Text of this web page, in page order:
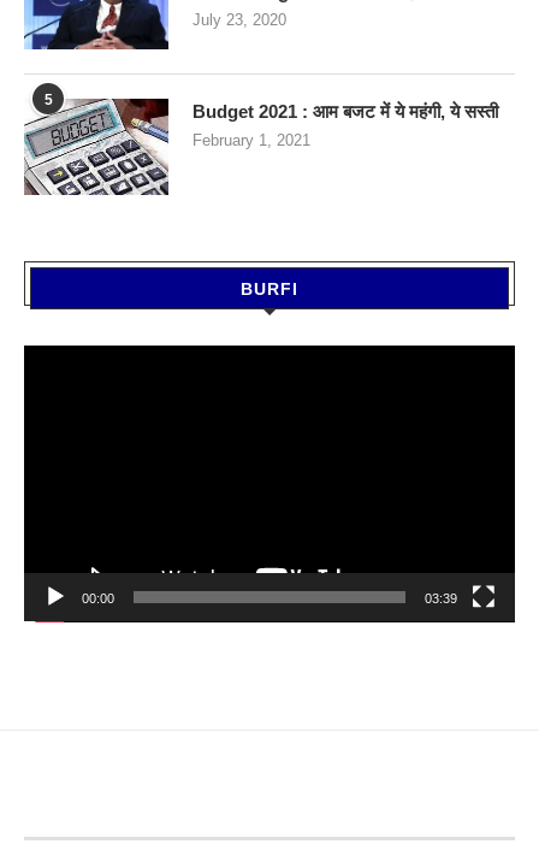
July 23, 2020
5
Budget 2021 : आम बजट में ये महंगी, ये सस्‍ती
February 1, 2021
BURFI
00:00 03:39